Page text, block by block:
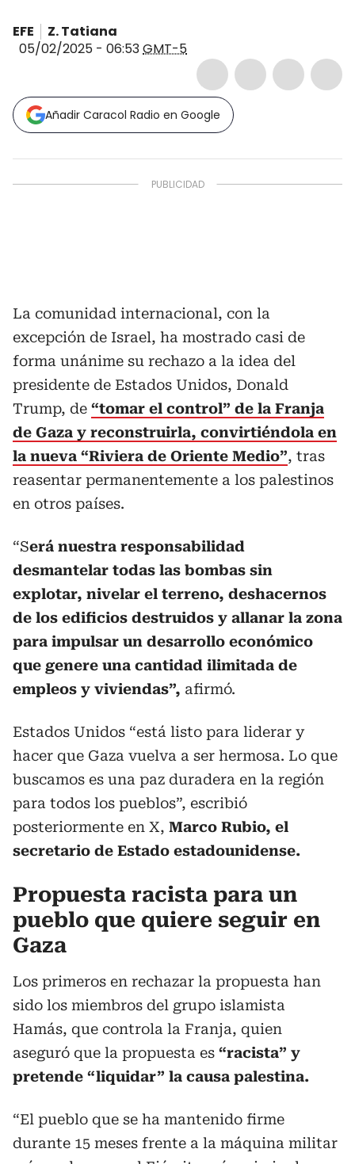
EFE
Z. Tatiana
05/02/2025 - 06:53GMT-5
Añadir Caracol Radio en Google
La comunidad internacional, con la
excepción de Israel, ha mostrado casi de
forma unánime su rechazo a la idea del
presidente de Estados Unidos, Donald
Trump, de “tomar el control” de la Franja
de Gaza y reconstruirla, convirtiéndola en
la nueva “Riviera de Oriente Medio”, tras
reasentar permanentemente a los palestinos
en otros países.
“Será nuestra responsabilidad
desmantelar todas las bombas sin
explotar, nivelar el terreno, deshacernos
de los edificios destruidos y allanar la zona
para impulsar un desarrollo económico
que genere una cantidad ilimitada de
empleos y viviendas”, afirmó.
Estados Unidos “está listo para liderar y
hacer que Gaza vuelva a ser hermosa. Lo que
buscamos es una paz duradera en la región
para todos los pueblos”, escribió
posteriormente en X, Marco Rubio, el
secretario de Estado estadounidense.
Propuesta racista para un
pueblo que quiere seguir en
Gaza
Los primeros en rechazar la propuesta han
sido los miembros del grupo islamista
Hamás, que controla la Franja, quien
aseguró que la propuesta es “racista” y
pretende “liquidar” la causa palestina.
“El pueblo que se ha mantenido firme
durante 15 meses frente a la máquina militar